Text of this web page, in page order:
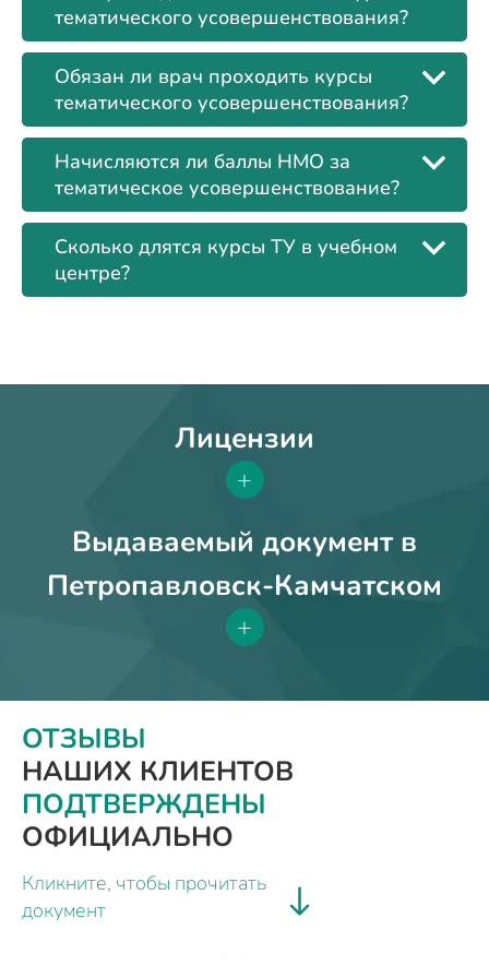
тематического усовершенствования?
Обязан ли врач проходить курсы
тематического усовершенствования?
Начисляются ли баллы НМО за
тематическое усовершенствование?
Сколько длятся курсы ТУ в учебном
центре?
Лицензии
+
Выдаваемый документ в
Петропавловск-Камчатском
+
ОТЗЫВЫ
НАШИХ КЛИЕНТОВ
ПОДТВЕРЖДЕНЫ
ОФИЦИАЛЬНО
Кликните, чтобы прочитать
документ